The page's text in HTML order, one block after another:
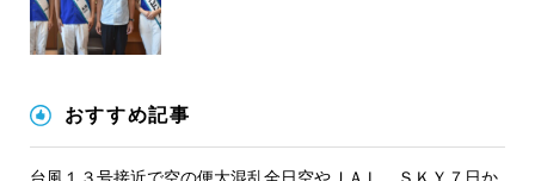
おすすめ記事